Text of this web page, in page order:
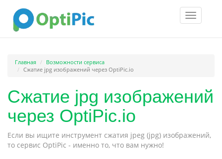
Toggle
Главная
Возможности сервиса
Сжатие jpg изображений через OptiPic.io
Сжатие jpg изображений
через OptiPic.io
Если вы ищите инструмент сжатия jpeg (jpg) изображений,
то сервис OptiPic - именно то, что вам нужно!